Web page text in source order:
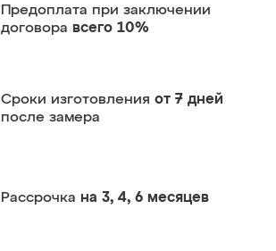
Предоплата при заключении
договора всего 10%
Сроки изготовления от 7 дней
после замера
Рассрочка на 3, 4, 6 месяцев